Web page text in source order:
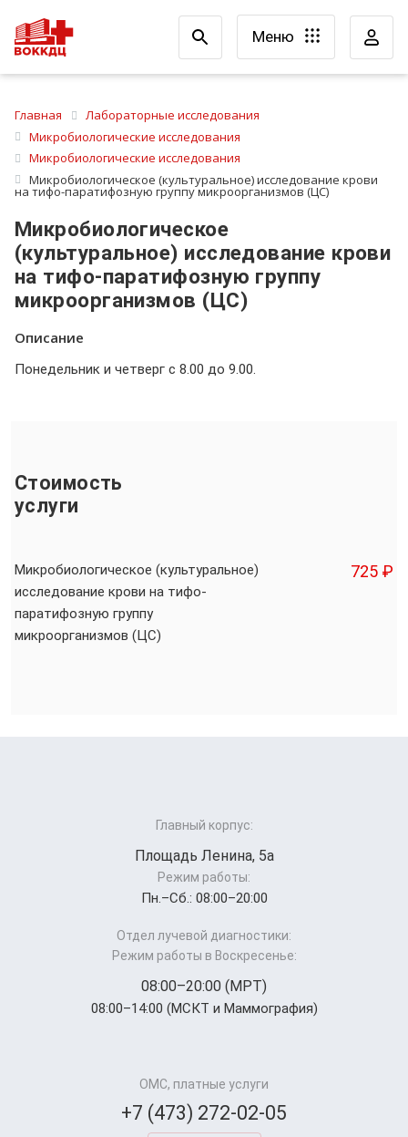
Меню
Главная
Лабораторные исследования
Микробиологические исследования
Микробиологические исследования
Микробиологическое (культуральное) исследование крови
на тифо-паратифозную группу микроорганизмов (ЦС)
Микробиологическое
(культуральное) исследование крови
на тифо-паратифозную группу
микроорганизмов (ЦС)
Описание
Понедельник и четверг с 8.00 до 9.00.
Стоимость
услуги
Микробиологическое (культуральное)
исследование крови на тифо-
паратифозную группу
микроорганизмов (ЦС)
725 ₽
Главный корпус:
Площадь Ленина, 5а
Режим работы:
Пн.–Cб.: 08:00–20:00
Отдел лучевой диагностики:
Режим работы в Воскресенье:
08:00–20:00 (МРТ)
08:00–14:00 (МСКТ и Маммография)
ОМС, платные услуги
+7 (473) 272-02-05